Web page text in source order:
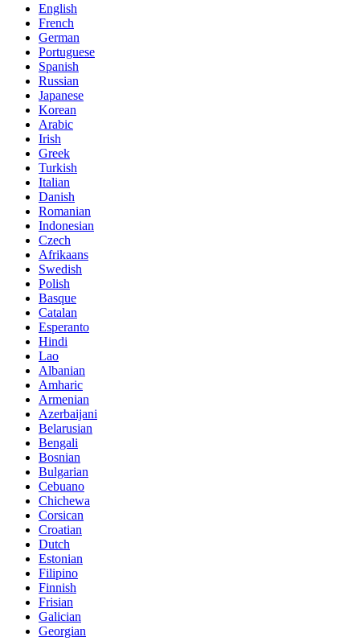
English
French
German
Portuguese
Spanish
Russian
Japanese
Korean
Arabic
Irish
Greek
Turkish
Italian
Danish
Romanian
Indonesian
Czech
Afrikaans
Swedish
Polish
Basque
Catalan
Esperanto
Hindi
Lao
Albanian
Amharic
Armenian
Azerbaijani
Belarusian
Bengali
Bosnian
Bulgarian
Cebuano
Chichewa
Corsican
Croatian
Dutch
Estonian
Filipino
Finnish
Frisian
Galician
Georgian